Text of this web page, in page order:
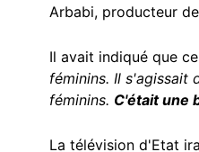
Arbabi, producteur
Il avait indiqué que
féminins. Il s'agissait
féminins. C'était une
La télévision d'Etat